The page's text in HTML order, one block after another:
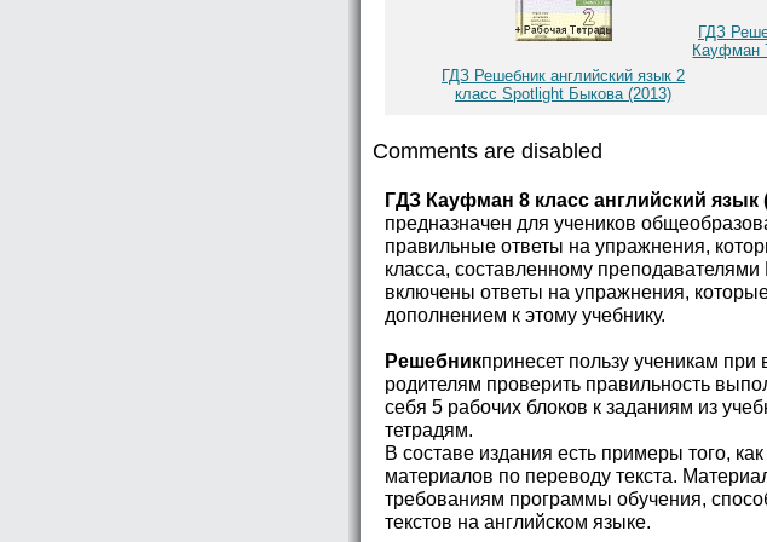
ГДЗ Решебник английский язык 2
класс Spotlight Быкова (2013)
ГДЗ
Кауфман
Comments are disabled
ГДЗ Кауфман 8 класс английский
предназначен для учеников
правильные ответы на упражнения,
класса, составленному
включены ответы на упражнения,
дополнением к этому учебнику.
Решебникпринесет пользу ученикам
родителям проверить правильность
себя 5 рабочих блоков к заданиям из
тетрадям.
В составе издания есть примеры того,
материалов по переводу текста.
требованиям программы обучения,
текстов на английском языке.